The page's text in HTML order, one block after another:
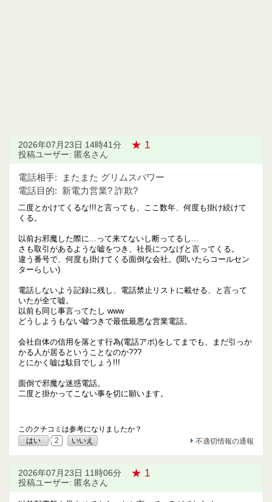
2026年07月23日 14時41分 ★ 1
投稿ユーザー: 匿名さん
電話相手:
またまた グリムスパワー
電話目的: 新電力営業? 詐欺?
二度とかけてくるな!!!と言っても、ここ数年、何度も掛け続けて
くる。
以前お邪魔した際に...って来てないし断ってるし...
さも取引があるような嘘をつき、社長につなげと言ってくる。
違う番号で、何度も掛けてくる面倒な会社。(聞いたらコールセン
ターらしい)
電話しないよう記録に残し、電話禁止リストに載せる、と言って
いたが全て嘘。
以前も同じ事言ってたし www
どうしようもない嘘つきで最低最悪な営業電話。
会社自体の信用を落とす行為(電話アポ)をしてまでも、まだ引っか
かる人が居るということなのか???
とにかく嘘は駄目でしょう!!!
面倒で邪魔な迷惑電話。
二度と掛かってこない事を切に願います。
このクチコミは参考になりましたか？
はい
2 いいえ 不適切情報の通報
2026年07月23日 11時06分 ★ 1
投稿ユーザー: 匿名さん